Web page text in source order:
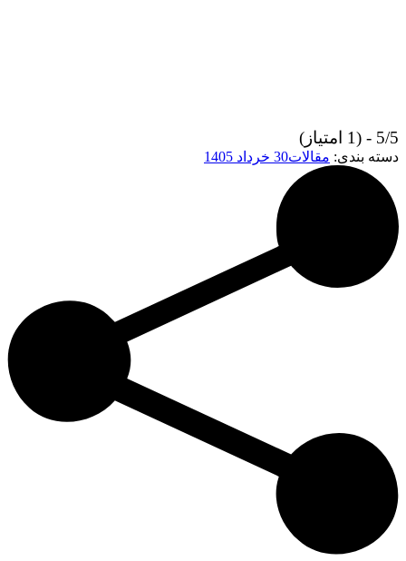
5/5 - (1 امتیاز)
دسته بندی: مقالات30 خرداد 1405